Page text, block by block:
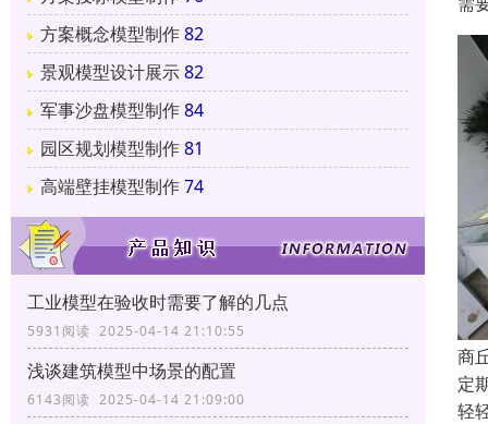
方案概念模型制作82
景观模型设计展示82
军事沙盘模型制作84
园区规划模型制作81
高端壁挂模型制作74
工业模型在验收时需要了解的几点
5931阅读 2025-04-14 21:10:55
浅谈建筑模型中场景的配置
6143阅读 2025-04-14 21:09:00
商
定
轻